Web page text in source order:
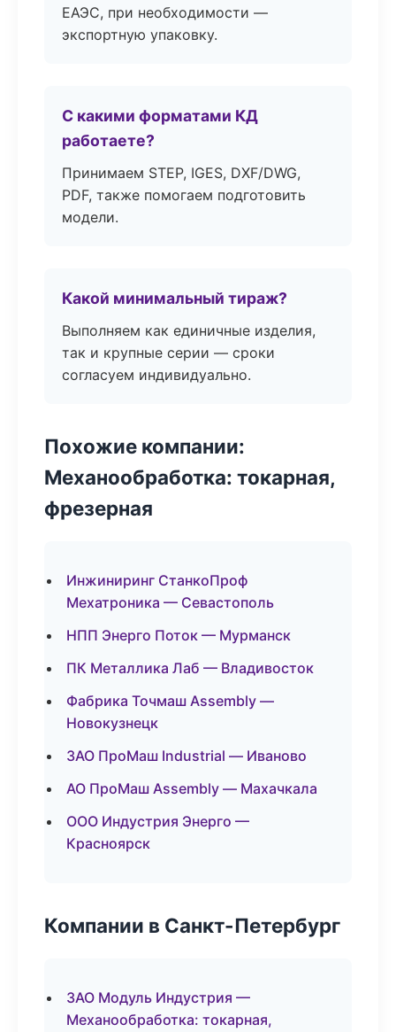
ЕАЭС, при необходимости —
экспортную упаковку.
С какими форматами КД
работаете?
Принимаем STEP, IGES, DXF/DWG,
PDF, также помогаем подготовить
модели.
Какой минимальный тираж?
Выполняем как единичные изделия,
так и крупные серии — сроки
согласуем индивидуально.
Похожие компании:
Механообработка: токарная,
фрезерная
Инжиниринг СтанкоПроф
Мехатроника — Севастополь
НПП Энерго Поток — Мурманск
ПК Металлика Лаб — Владивосток
Фабрика Точмаш Assembly —
Новокузнецк
ЗАО ПроМаш Industrial — Иваново
АО ПроМаш Assembly — Махачкала
ООО Индустрия Энерго —
Красноярск
Компании в Санкт-Петербург
ЗАО Модуль Индустрия —
Механообработка: токарная,